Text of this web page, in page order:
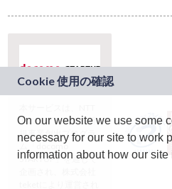
ドコモグループの新
規事業創出プログラ
ム「docomo
STARTUP」を通じて
On our website we use some
necessary for our site to work
information about how our site